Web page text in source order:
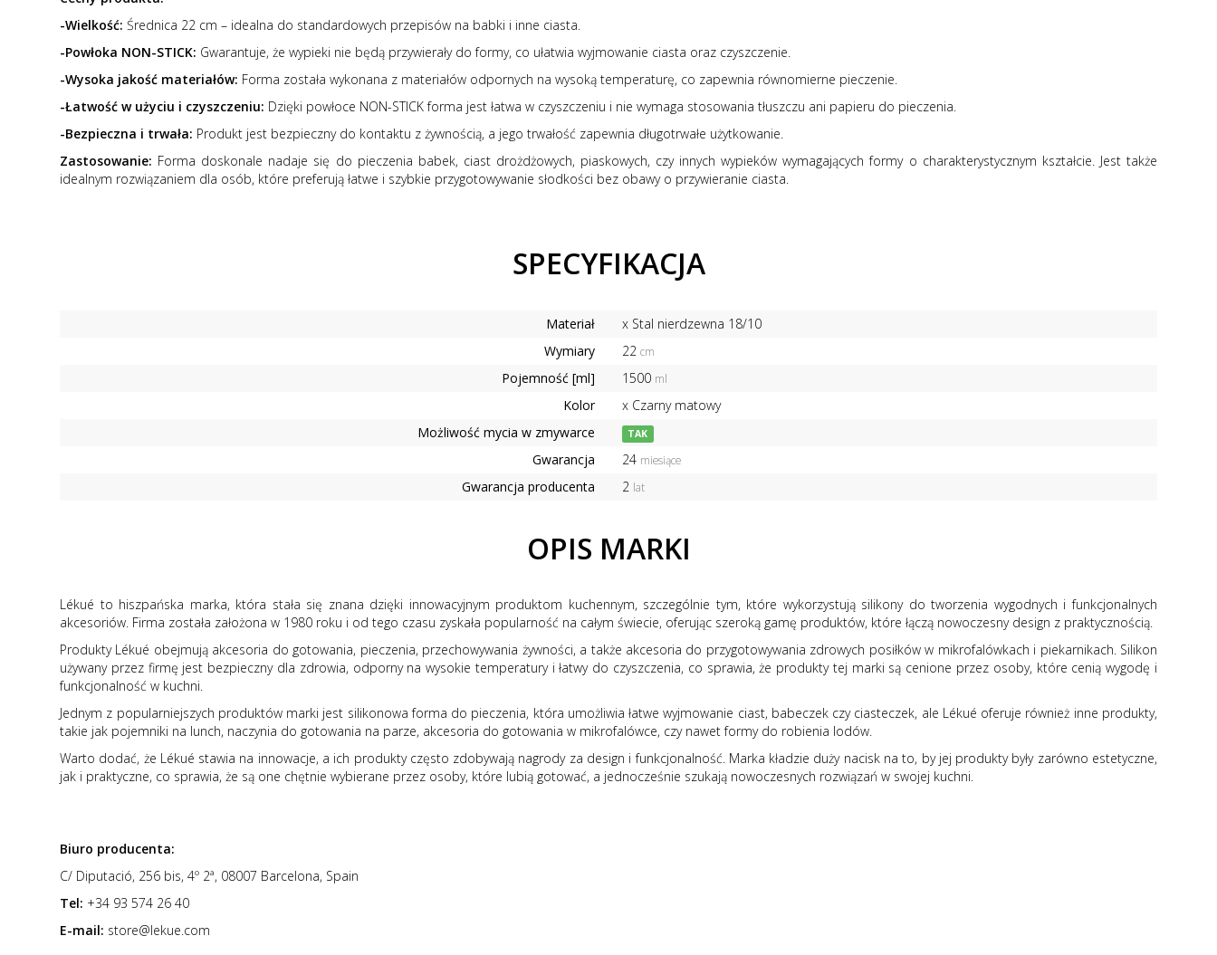
-Wielkość: Średnica 22 cm – idealna do standardowych przepisów na babki i inne ciasta.
-Powłoka NON-STICK: Gwarantuje, że wypieki nie będą przywierały do formy, co ułatwia wyjmowanie ciasta oraz czyszczenie.
-Wysoka jakość materiałów: Forma została wykonana z materiałów odpornych na wysoką temperaturę, co zapewnia równomierne pieczenie.
-Łatwość w użyciu i czyszczeniu: Dzięki powłoce NON-STICK forma jest łatwa w czyszczeniu i nie wymaga stosowania tłuszczu ani papieru do pieczenia.
-Bezpieczna i trwała: Produkt jest bezpieczny do kontaktu z żywnością, a jego trwałość zapewnia długotrwałe użytkowanie.
Zastosowanie: Forma doskonale nadaje się do pieczenia babek, ciast drożdżowych, piaskowych, czy innych wypieków wymagających formy o charakterystycznym kształcie. Jest także
idealnym rozwiązaniem dla osób, które preferują łatwe i szybkie przygotowywanie słodkości bez obawy o przywieranie ciasta.
SPECYFIKACJA
Materiał
x Stal nierdzewna 18/10
Wymiary
22 cm
Pojemność [ml] 1500 ml
Kolor
x Czarny matowy
Możliwość mycia w zmywarce
TAK
Gwarancja 24 miesiące
Gwarancja producenta 2 lat
OPIS MARKI
Lékué to hiszpańska marka, która stała się znana dzięki innowacyjnym produktom kuchennym, szczególnie tym, które wykorzystują silikony do tworzenia wygodnych i funkcjonalnych
akcesoriów. Firma została założona w 1980 roku i od tego czasu zyskała popularność na całym świecie, oferując szeroką gamę produktów, które łączą nowoczesny design z praktycznością.
Produkty Lékué obejmują akcesoria do gotowania, pieczenia, przechowywania żywności, a także akcesoria do przygotowywania zdrowych posiłków w mikrofalówkach i piekarnikach. Silikon
używany przez firmę jest bezpieczny dla zdrowia, odporny na wysokie temperatury i łatwy do czyszczenia, co sprawia, że produkty tej marki są cenione przez osoby, które cenią wygodę i
funkcjonalność w kuchni.
Jednym z popularniejszych produktów marki jest silikonowa forma do pieczenia, która umożliwia łatwe wyjmowanie ciast, babeczek czy ciasteczek, ale Lékué oferuje również inne produkty,
takie jak pojemniki na lunch, naczynia do gotowania na parze, akcesoria do gotowania w mikrofalówce, czy nawet formy do robienia lodów.
Warto dodać, że Lékué stawia na innowacje, a ich produkty często zdobywają nagrody za design i funkcjonalność. Marka kładzie duży nacisk na to, by jej produkty były zarówno estetyczne,
jak i praktyczne, co sprawia, że są one chętnie wybierane przez osoby, które lubią gotować, a jednocześnie szukają nowoczesnych rozwiązań w swojej kuchni.
Biuro producenta:
C/ Diputació, 256 bis, 4º 2ª, 08007 Barcelona, Spain
Tel: +34 93 574 26 40
E-mail: store@lekue.com